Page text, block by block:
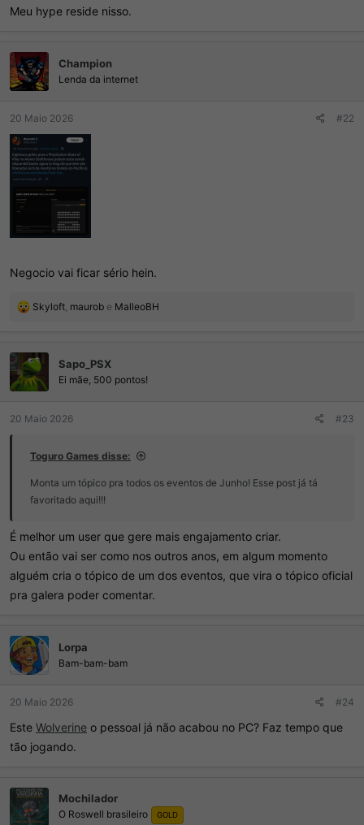
Meu hype reside nisso.
Champion
Lenda da internet
20 Maio 2026 #22
Negocio vai ficar sério hein.
R
ç
õ
e
s
Skyloft, maurob e MalleoBH
Sapo_PSX
Ei mãe, 500 pontos!
20 Maio 2026 #23
Toguro Games disse:
Monta um tópico pra todos os eventos de Junho! Esse post já tá
favoritado aqui!!!
É melhor um user que gere mais engajamento criar.
Ou então vai ser como nos outros anos, em algum momento
alguém cria o tópico de um dos eventos, que vira o tópico oficial
pra galera poder comentar.
Lorpa
Bam-bam-bam
20 Maio 2026 #24
Este Wolverine o pessoal já não acabou no PC? Faz tempo que
tão jogando.
Mochilador
O Roswell brasileiro GOLD